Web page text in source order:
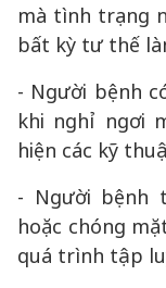
mà tình trạng
bất kỳ tư thế
- Người bệnh
khi nghỉ ngơi
hiện các kỹ
- Người bệnh
hoặc chóng
quá trình tập